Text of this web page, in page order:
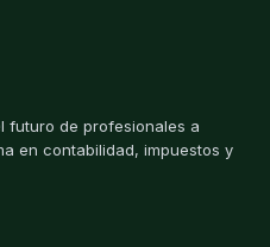
futuro de profesionales a
en contabilidad, impuestos y